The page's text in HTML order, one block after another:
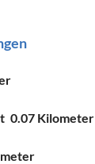
0.07 Kilometer